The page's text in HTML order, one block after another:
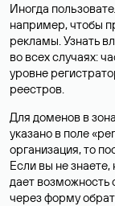
Иногда
например, чтобы
рекламы. Узнать
во всех случаях:
уровне
реестров.
Для доменов в
указано в поле
организация, то
Если вы не
дает возможность
через форму